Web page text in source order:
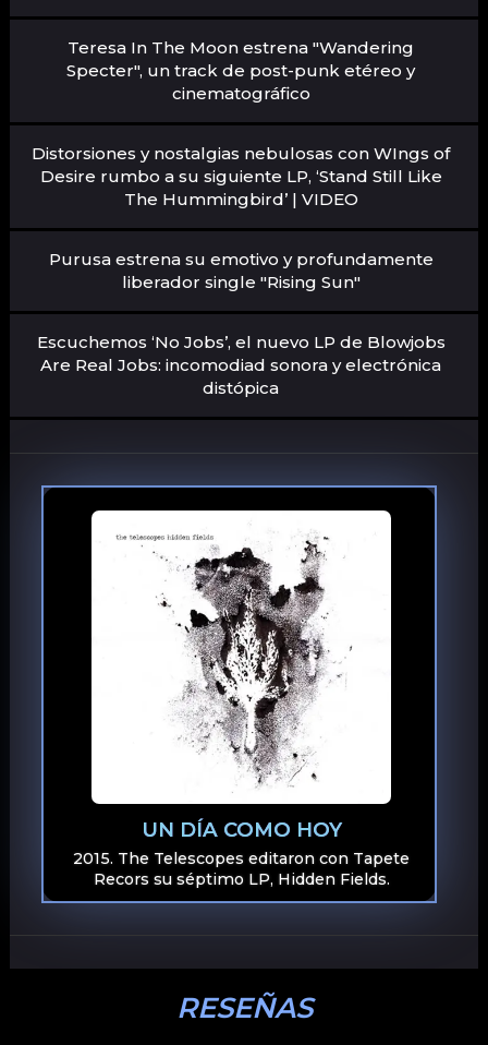
Teresa In The Moon estrena "Wandering
Specter", un track de post-punk etéreo y
cinematográfico
Distorsiones y nostalgias nebulosas con WIngs of
Desire rumbo a su siguiente LP, ‘Stand Still Like
The Hummingbird’ | VIDEO
Purusa estrena su emotivo y profundamente
liberador single "Rising Sun"
Escuchemos ‘No Jobs’, el nuevo LP de Blowjobs
Are Real Jobs: incomodiad sonora y electrónica
distópica
UN DÍA COMO HOY
2015. The Telescopes editaron con Tapete
Recors su séptimo LP, Hidden Fields.
RESEÑAS